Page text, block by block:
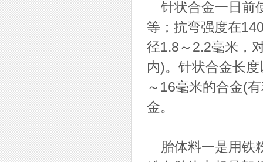
针状合金一日前
等；抗弯强度在
径1.8～2.2毫米，
内)。针状合金长
～16毫米的合金(
金。
胎体料一是用铁